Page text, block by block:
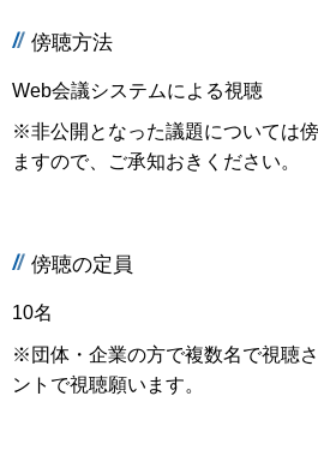
傍聴方法
Web会議システムによる視聴
※非公開となった議題については
ますので、ご承知おきください。
傍聴の定員
10名
※団体・企業の方で複数名で視聴
ントで視聴願います。